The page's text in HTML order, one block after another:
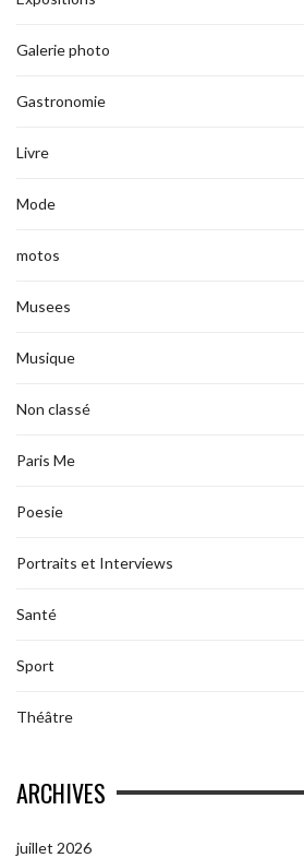
Galerie photo
Gastronomie
Livre
Mode
motos
Musees
Musique
Non classé
Paris Me
Poesie
Portraits et Interviews
Santé
Sport
Théâtre
ARCHIVES
juillet 2026